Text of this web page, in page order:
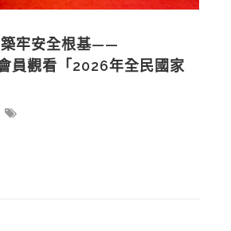
牢安全根基——
員觀看「2026年全民國家